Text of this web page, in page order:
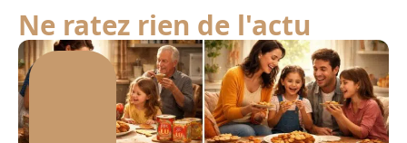
Ne ratez rien de l'actu